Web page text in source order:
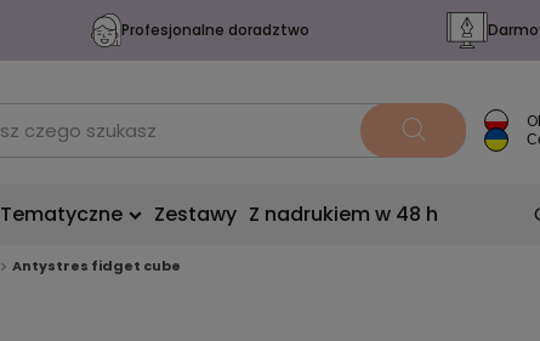
Profesjonalne doradztwo
Tematyczne Zestawy Z nadrukiem w 48 h
Antystres fidget cube